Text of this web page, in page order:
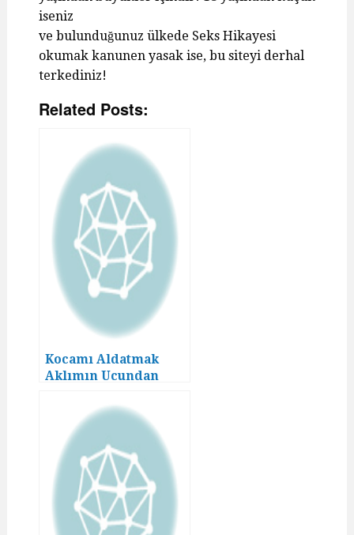
iseniz
ve bulunduğunuz ülkede Seks Hikayesi
okumak kanunen yasak ise, bu siteyi derhal
terkediniz!
Related Posts:
Kocamı Aldatmak
Aklımın Ucundan